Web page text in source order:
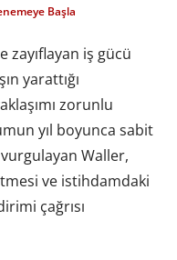
Başla
zayıflayan iş gücü
yarattığı
zorunlu
yıl boyunca sabit
vurgulayan Waller,
ve istihdamdaki
çağrısı